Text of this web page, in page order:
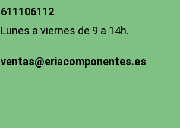
611106112
Lunes a viernes de 9 a 14h.
ventas@eriacomponentes.es